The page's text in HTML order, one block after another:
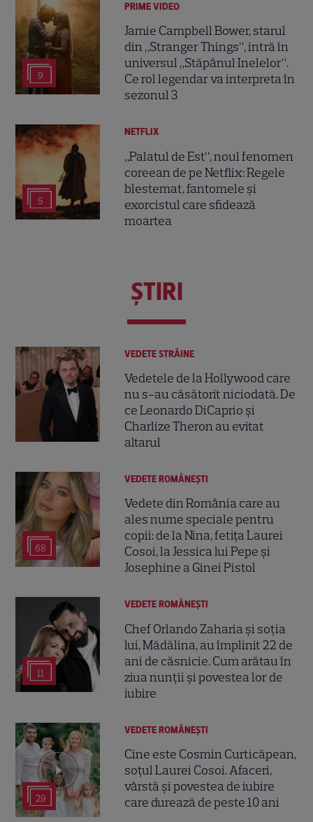
9
PRIME VIDEO
Jamie Campbell Bower, starul
din „Stranger Things”, intră în
universul „Stăpânul Inelelor”.
Ce rol legendar va interpreta în
sezonul 3
5
NETFLIX
„Palatul de Est”, noul fenomen
coreean de pe Netflix: Regele
blestemat, fantomele și
exorcistul care sfidează
moartea
ŞTIRI
VEDETE STRĂINE
Vedetele de la Hollywood care
nu s-au căsătorit niciodată. De
ce Leonardo DiCaprio și
Charlize Theron au evitat
altarul
68
VEDETE ROMÂNEŞTI
Vedete din România care au
ales nume speciale pentru
copii: de la Nina, fetița Laurei
Cosoi, la Jessica lui Pepe și
Josephine a Ginei Pistol
11
VEDETE ROMÂNEŞTI
Chef Orlando Zaharia și soția
lui, Mădălina, au împlinit 22 de
ani de căsnicie. Cum arătau în
ziua nunții și povestea lor de
iubire
29
VEDETE ROMÂNEŞTI
Cine este Cosmin Curticăpean,
soțul Laurei Cosoi. Afaceri,
vârstă și povestea de iubire
care durează de peste 10 ani